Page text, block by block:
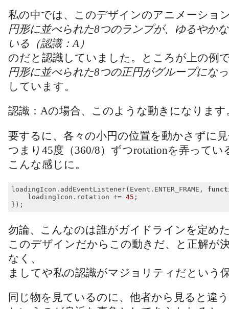
私の中では、このデザインのアニメーショ
円形に並べられた8つのランプが、ゆるやか
いる（認識：A）
のだと認識していました。ところが上の例
円形に並べられた8つの正円がグループにな
しています。
認識：Aの場合、このような動きになります
要するに、各々の小円の位置を動かさずに
つまり45度（360/8）ずつrotationを弄って
こんな感じに。
loadingIcon.addEventListener(Event.ENTER_FRAME,
    loadingIcon.rotation +=
45 ;
勿論、こんなのは誰がガイドラインを定め
このデザインだからこの動きだ、と正解が
なく、
ましてや私の認識がマジョリティだという
同じ物を見ているのに、他者から見ると違